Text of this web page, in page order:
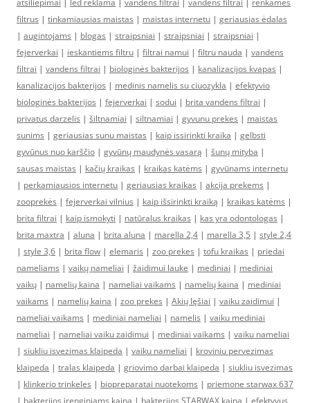
filtrus | tinkamiausias maistas | maistas internetu | geriausias ėdalas
| augintojams | blogas | straipsniai | straipsniai | straipsniai |
fejerverkai | ieskantiems filtru | filtrai namui | filtru nauda | vandens
filtrai | vandens filtrai | biologinės bakterijos | kanalizacijos kvapas |
kanalizacijos bakterijos | medinis namelis su ciuozykla | efektyvio
biologinės bakterijos | fejerverkai | sodui | brita vandens filtrai |
privatus darzelis | šiltnamiai | siltnamiai | gyvunu prekes | maistas
sunims | geriausias sunu maistas | kaip issirinkti kraika | gelbsti
gyvūnus nuo karščio | gyvūnų maudynės vasarą | šunų mityba |
sausas maistas | kačių kraikas | kraikas katėms | gyvūnams internetu
| perkamiausios internetu | geriausias kraikas | akcija prekems |
zooprekės | fejerverkai vilnius | kaip išsirinkti kraiką | kraikas katėms |
brita filtrai | kaip ismokyti | natūralus kraikas | kas yra odontologas |
brita maxtra | aluna | brita aluna | marella 2,4 | marella 3,5 | style 2,4
| style 3,6 | brita flow | elemaris | zoo prekes | tofu kraikas | priedai
nameliams | vaikų nameliai | žaidimui lauke | mediniai | mediniai
vaikų | namelių kaina | nameliai vaikams | namelių kaina | mediniai
vaikams | namelių kaina | zoo prekes | Akių lęšiai | vaiku zaidimui |
nameliai vaikams | mediniai nameliai | namelis | vaiku mediniai
nameliai | nameliai vaiku zaidimui | mediniai vaikams | vaiku nameliai
| siukliu isvezimas klaipeda | vaiku nameliai | kroviniu pervezimas
klaipeda | tralas klaipeda | griovimo darbai klaipeda | siukliu isvezimas
| klinkerio trinkeles | biopreparatai nuotekoms | priemone starwax 637
| bakterijos irenginiams kaina | bakterijos STARWAX kaina | efektyvus